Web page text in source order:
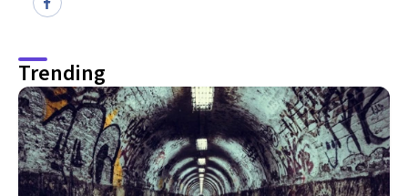
Trending